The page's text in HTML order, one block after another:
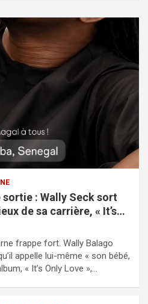
sortie : Wally Seck sort
de sa carrière, « It’s
frappe fort. Wally Balago
appelle lui-même « son bébé,
« It’s Only Love »,…